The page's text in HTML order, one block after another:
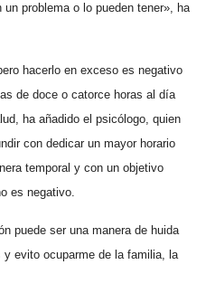
problema o lo pueden tener», ha
hacerlo en exceso es negativo
de doce o catorce horas al día
ha añadido el psicólogo, quien
con dedicar un mayor horario
temporal y con un objetivo
es negativo.
puede ser una manera de huida
evito ocuparme de la familia, la